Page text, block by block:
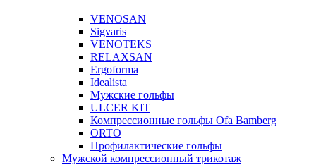
VENOSAN
Sigvaris
VENOTEKS
RELAXSAN
Ergoforma
Idealista
Мужские гольфы
ULCER KIT
Компрессионные гольфы Ofa Bamberg
ORTO
Профилактические гольфы
Мужской компрессионный трикотаж